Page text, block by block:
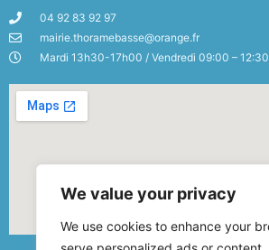
We value your privacy
We use cookies to enhance your
04 92 83 92 97
mairie.thoramebasse@orange.fr
Mardi 13h30-17h00 / Vendredi 09:00 – 12:30